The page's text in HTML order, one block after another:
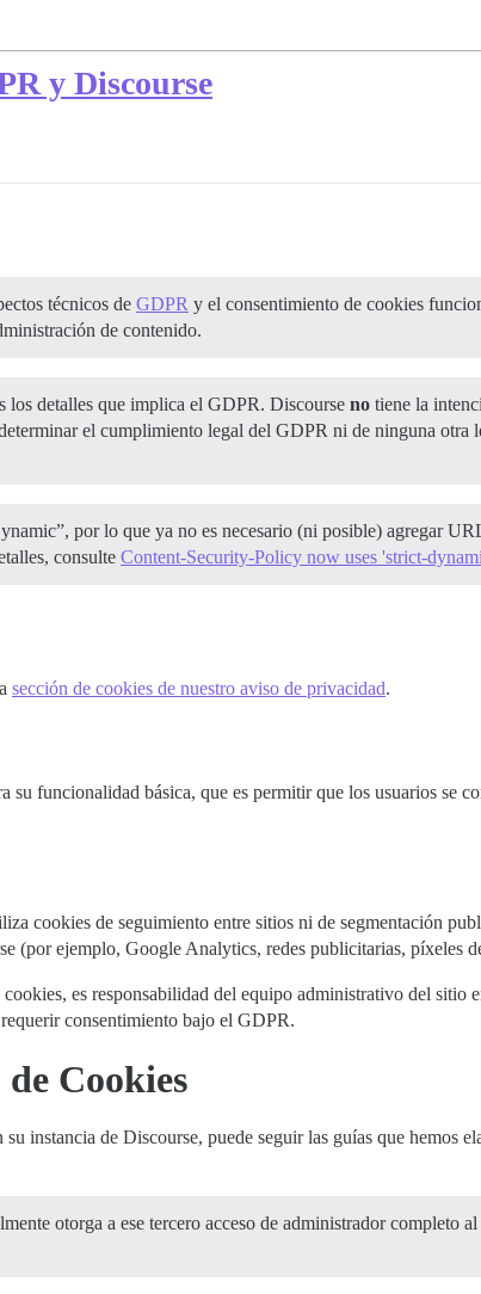
y Discourse
técnicos de GDPR y el consentimiento de cookies
de contenido.
los detalles que implica el GDPR. Discourse no tiene la
el cumplimiento legal del GDPR ni de ninguna otra
por lo que ya no es necesario (ni posible) agregar
consulte Content-Security-Policy now uses 'strict-
sección de cookies de nuestro aviso de privacidad.
su funcionalidad básica, que es permitir que los usuarios se
cookies de seguimiento entre sitios ni de segmentación
(por ejemplo, Google Analytics, redes publicitarias, píxeles
es responsabilidad del equipo administrativo del sitio
consentimiento bajo el GDPR.
Cookies
instancia de Discourse, puede seguir las guías que hemos
otorga a ese tercero acceso de administrador completo